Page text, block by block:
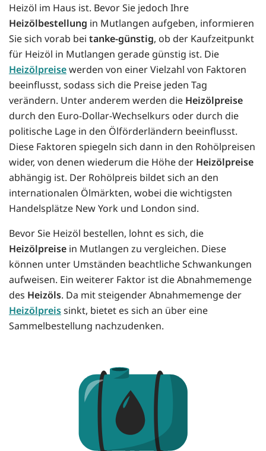
Heizöl im Haus ist. Bevor Sie jedoch Ihre
Heizölbestellung in Mutlangen aufgeben, informieren
Sie sich vorab bei tanke-günstig, ob der Kaufzeitpunkt
für Heizöl in Mutlangen gerade günstig ist. Die
Heizölpreisewerden von einer Vielzahl von Faktoren
beeinflusst, sodass sich die Preise jeden Tag
verändern. Unter anderem werden die Heizölpreise
durch den Euro-Dollar-Wechselkurs oder durch die
politische Lage in den Ölförderländern beeinflusst.
Diese Faktoren spiegeln sich dann in den Rohölpreisen
wider, von denen wiederum die Höhe der Heizölpreise
abhängig ist. Der Rohölpreis bildet sich an den
internationalen Ölmärkten, wobei die wichtigsten
Handelsplätze New York und London sind.
Bevor Sie Heizöl bestellen, lohnt es sich, die
Heizölpreise in Mutlangen zu vergleichen. Diese
können unter Umständen beachtliche Schwankungen
aufweisen. Ein weiterer Faktor ist die Abnahmemenge
des Heizöls. Da mit steigender Abnahmemenge der
Heizölpreissinkt, bietet es sich an über eine
Sammelbestellung nachzudenken.